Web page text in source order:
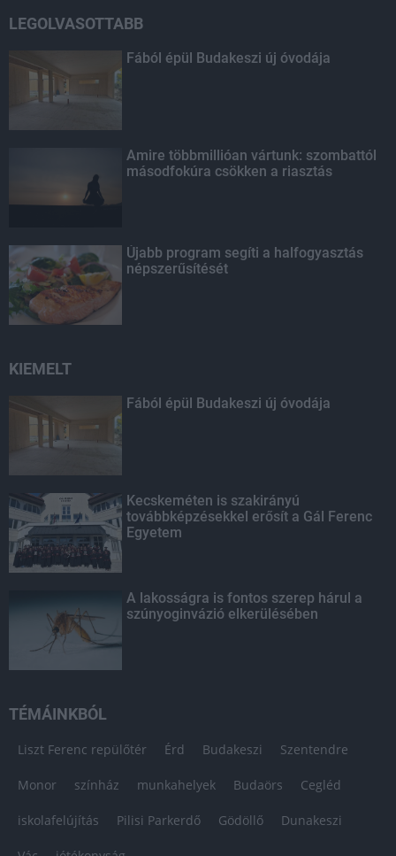
LEGOLVASOTTABB
Fából épül Budakeszi új óvodája
Amire többmillióan vártunk: szombattól
másodfokúra csökken a riasztás
Újabb program segíti a halfogyasztás
népszerűsítését
KIEMELT
Fából épül Budakeszi új óvodája
Kecskeméten is szakirányú
továbbképzésekkel erősít a Gál Ferenc
Egyetem
A lakosságra is fontos szerep hárul a
szúnyoginvázió elkerülésében
TÉMÁINKBÓL
Liszt Ferenc repülőtér Érd Budakeszi Szentendre
Monor színház munkahelyek Budaörs Cegléd
iskolafelújítás Pilisi Parkerdő Gödöllő Dunakeszi